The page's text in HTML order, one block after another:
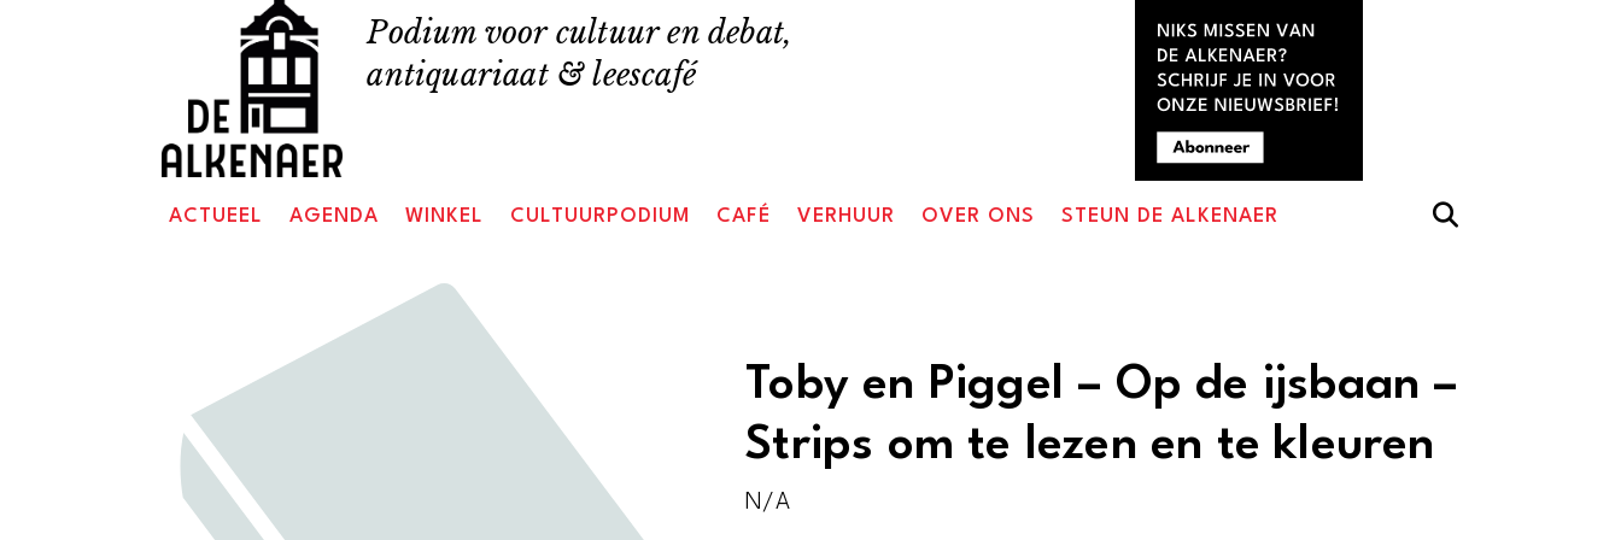
Podium voor cultuur en debat,
antiquariaat & leescafé
ACTUEEL AGENDA WINKEL CULTUURPODIUM CAFÉ VERHUUR OVER ONS STEUN DE ALKENAER
Toby en Piggel – Op de ijsbaan –
Strips om te lezen en te kleuren
N/A